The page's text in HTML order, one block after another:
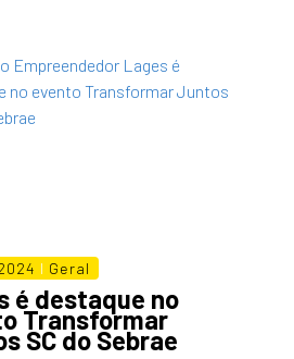
I Geral
é destaque no
Transformar
SC do Sebrae